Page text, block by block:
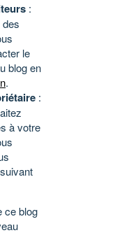
:
le
blog en
.
:
à votre
ce blog